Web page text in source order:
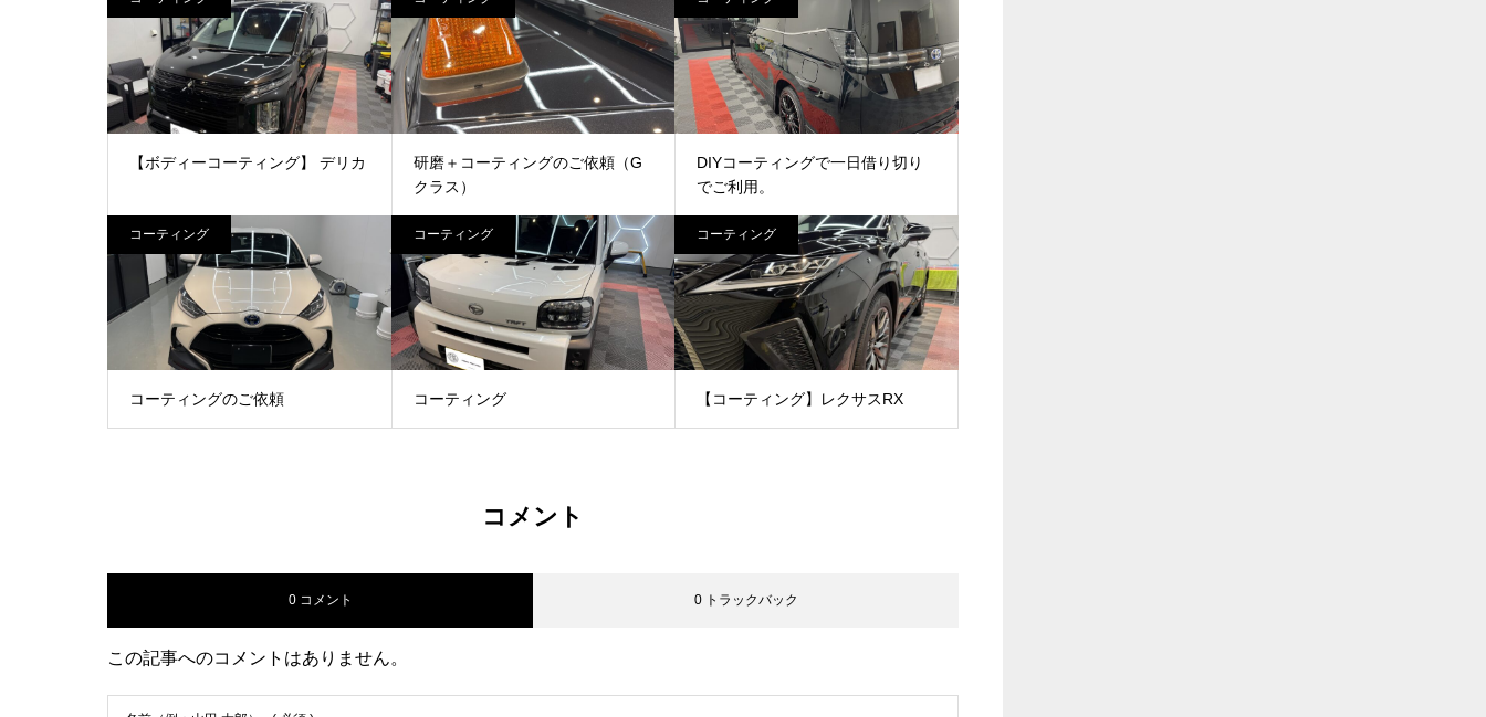
【ボディーコーティング】 デリカ
研磨＋コーティングのご依頼（G
クラス）
DIYコーティングで一日借り切り
でご利用。
コーティング
コーティングのご依頼
コーティング
コーティング
コーティング
【コーティング】レクサスRX
コメント
0 コメント 0 トラックバック
この記事へのコメントはありません。